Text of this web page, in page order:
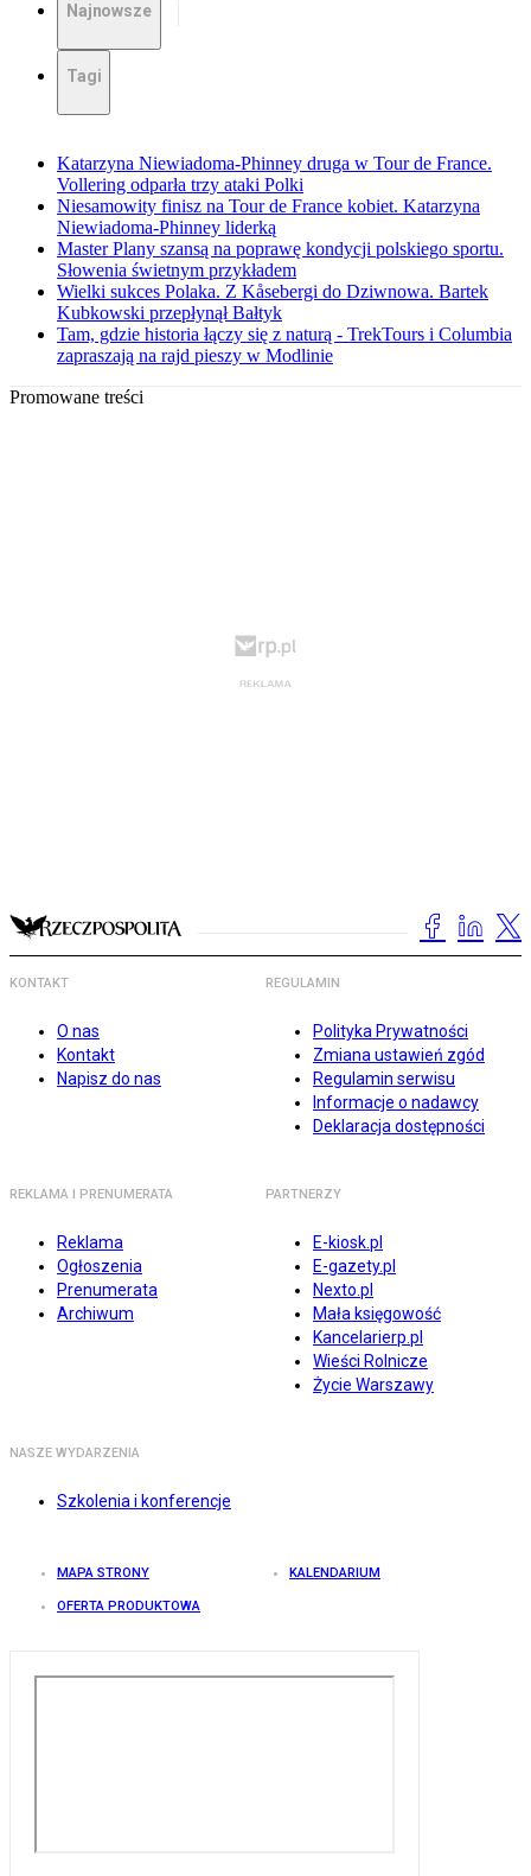
Najnowsze
Tagi
Katarzyna Niewiadoma-Phinney druga w Tour de France.
Vollering odparła trzy ataki Polki
Niesamowity finisz na Tour de France kobiet. Katarzyna
Niewiadoma-Phinney liderką
Master Plany szansą na poprawę kondycji polskiego sportu.
Słowenia świetnym przykładem
Wielki sukces Polaka. Z Kåsebergi do Dziwnowa. Bartek
Kubkowski przepłynął Bałtyk
Tam, gdzie historia łączy się z naturą - TrekTours i Columbia
zapraszają na rajd pieszy w Modlinie
Promowane treści
KONTAKT
O nas
Kontakt
Napisz do nas
REGULAMIN
Polityka Prywatności
Zmiana ustawień zgód
Regulamin serwisu
Informacje o nadawcy
Deklaracja dostępności
REKLAMA I PRENUMERATA
Reklama
Ogłoszenia
Prenumerata
Archiwum
PARTNERZY
E-kiosk.pl
E-gazety.pl
Nexto.pl
Mała księgowość
Kancelarierp.pl
Wieści Rolnicze
Życie Warszawy
NASZE WYDARZENIA
Szkolenia i konferencje
MAPA STRONY KALENDARIUM
OFERTA PRODUKTOWA